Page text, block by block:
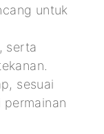
untuk
, serta
sesuai